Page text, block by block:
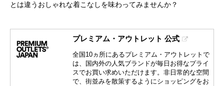
とは違うおしゃれな着こなしを味わってみませんか？
プレミアム・アウトレット 公式
全国10ヵ所にあるプレミアム・アウトレットで
は、国内外の人気ブランドが毎日お得なプライ
スでお買い求めいただけます。非日常的な空間
で、街並みを散策するようにショッピングをお